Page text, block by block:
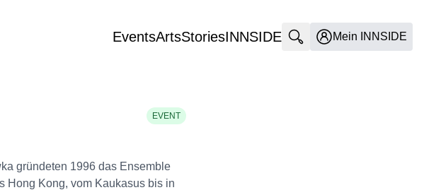
EventsArtsStoriesINNSIDE Suche öffnenMein INNSIDE
EVENT
gründeten 1996 das Ensemble
Hong Kong, vom Kaukasus bis in